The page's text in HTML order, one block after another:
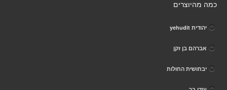
כמה מהיוצרים
יהודית yehudit
אברהם בן זקן
יבחושית החולות